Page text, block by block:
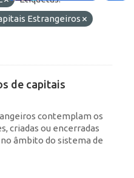
Estrangeiros
de capitais
contemplam os
criadas ou encerradas
âmbito do sistema de